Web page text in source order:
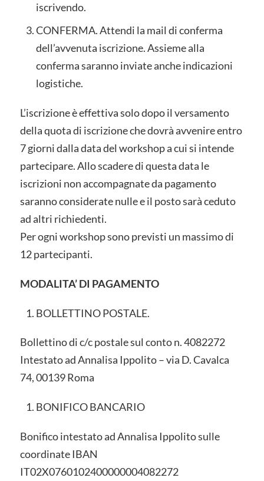
iscrivendo.
CONFERMA. Attendi la mail di conferma
dell’avvenuta iscrizione. Assieme alla
conferma saranno inviate anche indicazioni
logistiche.
L’iscrizione è effettiva solo dopo il versamento
della quota di iscrizione che dovrà avvenire entro
7 giorni dalla data del workshop a cui si intende
partecipare. Allo scadere di questa data le
iscrizioni non accompagnate da pagamento
saranno considerate nulle e il posto sarà ceduto
ad altri richiedenti.
Per ogni workshop sono previsti un massimo di
12 partecipanti.
MODALITA’ DI PAGAMENTO
BOLLETTINO POSTALE.
Bollettino di c/c postale sul conto n. 4082272
Intestato ad Annalisa Ippolito – via D. Cavalca
74, 00139 Roma
BONIFICO BANCARIO
Bonifico intestato ad Annalisa Ippolito sulle
coordinate IBAN
IT02X0760102400000004082272